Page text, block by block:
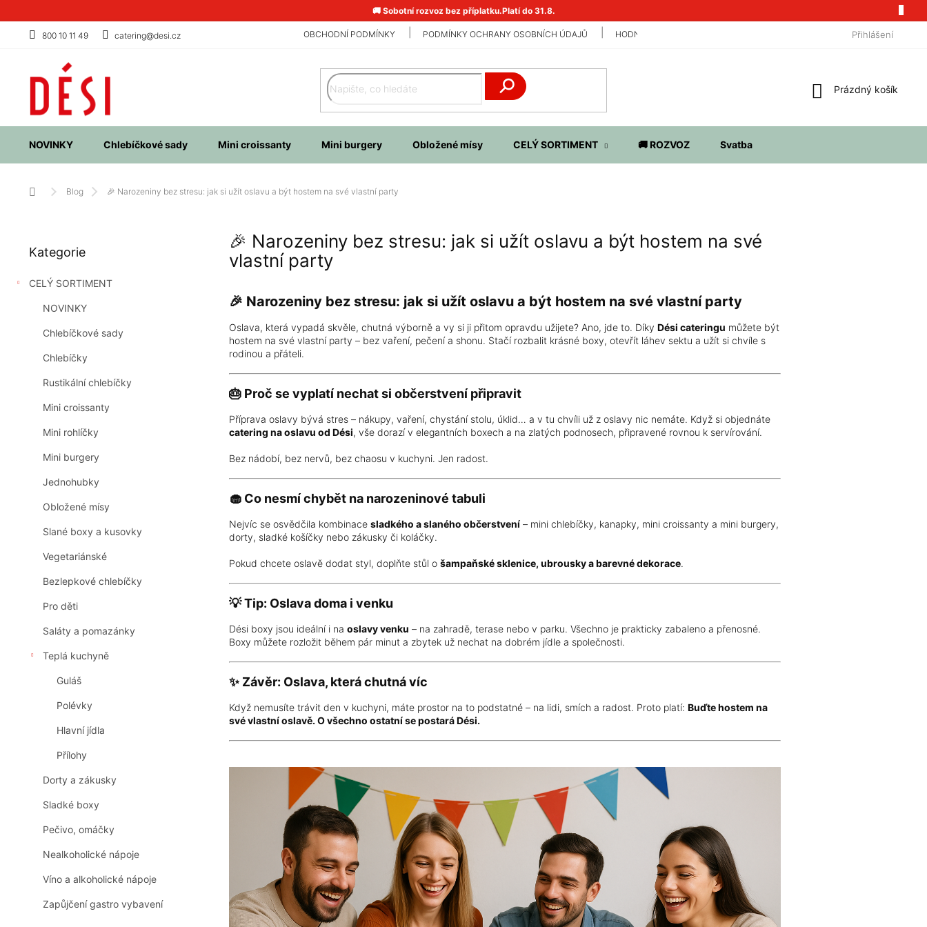
na
🚚 Sobotní rozvoz bez příplatku.Platí do 31.8.
800 10 11 49 catering@desi.cz OBCHODNÍ PODMÍNKY PODMÍNKY OCHRANY OSOBNÍCH ÚDAJŮ HODNOCENÍ OBCHODU VÝDEJNÍ MÍSTA
Přihlášení
Nákupní
Prázdný košík
NOVINKY Chlebíčkové sady Mini croissanty Mini burgery Obložené mísy CELÝ SORTIMENT 🚚 ROZVOZ Svatba
Domů Blog 🎉 Narozeniny bez stresu: jak si užít oslavu a být hostem na své vlastní party
s
r
kategorie
Kategorie
CELÝ SORTIMENT
NOVINKY
Chlebíčkové sady
Chlebíčky
Rustikální chlebíčky
Mini croissanty
Mini rohlíčky
Mini burgery
Jednohubky
Obložené mísy
Slané boxy a kusovky
Vegetariánské
Bezlepkové chlebíčky
Pro děti
Saláty a pomazánky
Teplá kuchyně
Guláš
Polévky
Hlavní jídla
Přílohy
Dorty a zákusky
Sladké boxy
Pečivo, omáčky
Nealkoholické nápoje
Víno a alkoholické nápoje
Zapůjčení gastro vybavení
🎉 Narozeniny bez stresu: jak si užít oslavu a být hostem na své
vlastní party
🎉 Narozeniny bez stresu: jak si užít oslavu a být hostem na své vlastní party
Oslava, která vypadá skvěle, chutná výborně a vy si ji přitom opravdu užijete? Ano, jde to. Díky Dési cateringu můžete být
hostem na své vlastní party – bez vaření, pečení a shonu. Stačí rozbalit krásné boxy, otevřít láhev sektu a užít si chvíle s
rodinou a přáteli.
🎂 Proč se vyplatí nechat si občerstvení připravit
Příprava oslavy bývá stres – nákupy, vaření, chystání stolu, úklid… a v tu chvíli už z oslavy nic nemáte. Když si objednáte
catering na oslavu od Dési, vše dorazí v elegantních boxech a na zlatých podnosech, připravené rovnou k servírování.
Bez nádobí, bez nervů, bez chaosu v kuchyni. Jen radost.
🧁 Co nesmí chybět na narozeninové tabuli
Nejvíc se osvědčila kombinace sladkého a slaného občerstvení – mini chlebíčky, kanapky, mini croissanty a mini burgery,
dorty, sladké košíčky nebo zákusky či koláčky.
Pokud chcete oslavě dodat styl, doplňte stůl o šampaňské sklenice, ubrousky a barevné dekorace.
💡 Tip: Oslava doma i venku
Dési boxy jsou ideální i na oslavy venku – na zahradě, terase nebo v parku. Všechno je prakticky zabaleno a přenosné.
Boxy můžete rozložit během pár minut a zbytek už nechat na dobrém jídle a společnosti.
✨ Závěr: Oslava, která chutná víc
Když nemusíte trávit den v kuchyni, máte prostor na to podstatné – na lidi, smích a radost. Proto platí: Buďte hostem na
své vlastní oslavě. O všechno ostatní se postará Dési.